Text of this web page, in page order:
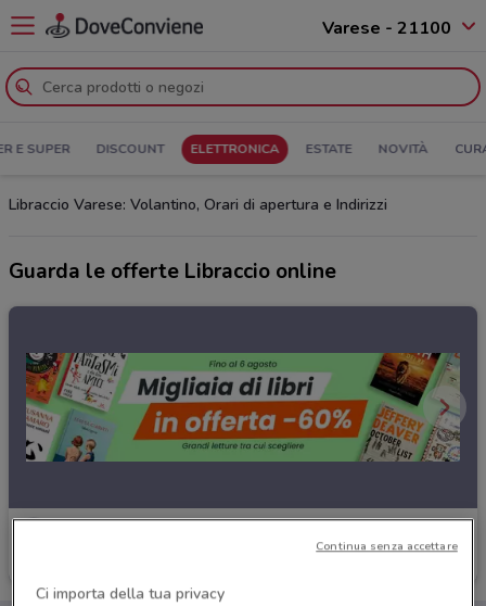
Varese - 21100
E SUPER DISCOUNT ELETTRONICA ESTATE NOVITÀ
Libraccio Varese: Volantino, Orari di apertura e Indirizzi
Guarda le offerte Libraccio online
Ci importa della tua privacy
Continua senza accettare